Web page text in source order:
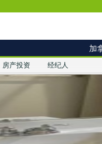
加
房产投资 经纪人